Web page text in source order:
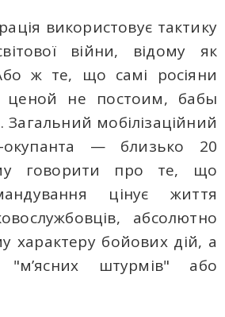
використовує тактику
війни, відому як
ж те, що самі росіяни
ценой не постоим, бабы
мобілізаційний
окупанта — близько 20
говорити про те, що
цінує життя
абсолютно
характеру бойових дій, а
"м’ясних штурмів" або